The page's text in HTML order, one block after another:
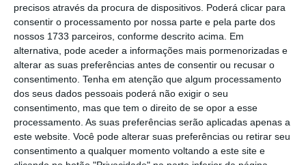
precisos através da procura de dispositivos. Poderá clicar para
consentir o processamento por nossa parte e pela parte dos
nossos 1733 parceiros, conforme descrito acima. Em
alternativa, pode aceder a informações mais pormenorizadas e
alterar as suas preferências antes de consentir ou recusar o
consentimento. Tenha em atenção que algum processamento
dos seus dados pessoais poderá não exigir o seu
consentimento, mas que tem o direito de se opor a esse
processamento. As suas preferências serão aplicadas apenas a
este website. Você pode alterar suas preferências ou retirar seu
consentimento a qualquer momento voltando a este site e
como é que o serviço é prestado e tem,
depois, de fiscalizar o cumprimento desse
contrato”, apontou o líder do regulador das
comunicações.
O contrato [de concessão] não